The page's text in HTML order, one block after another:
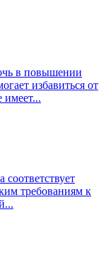
в повышении
избавиться от
имеет...
соответствует
требованиям к